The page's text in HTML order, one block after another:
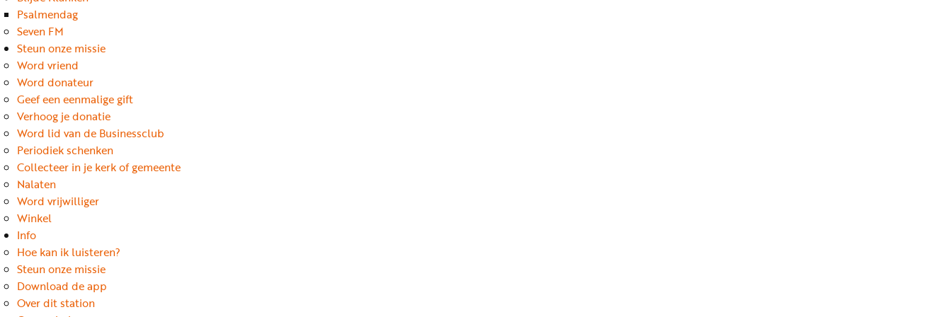
Psalmendag
Seven FM
Steun onze missie
Word vriend
Word donateur
Geef een eenmalige gift
Verhoog je donatie
Word lid van de Businessclub
Periodiek schenken
Collecteer in je kerk of gemeente
Nalaten
Word vrijwilliger
Winkel
Info
Hoe kan ik luisteren?
Steun onze missie
Download de app
Over dit station
nu
vriend
Businessclub
Adverteren
Winkel
Privacy
reglement
Algemene
voorwaarden